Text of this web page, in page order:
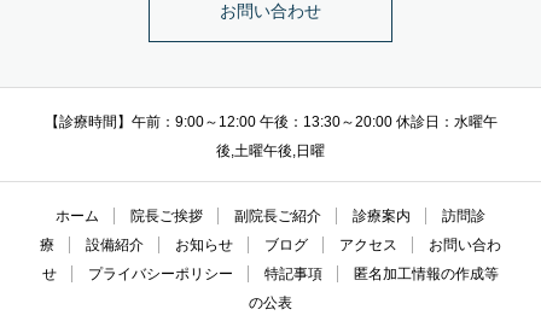
お問い合わせ
【診療時間】午前：9:00～12:00 午後：13:30～20:00 休診日：水曜午
後,土曜午後,日曜
ホーム 院長ご挨拶 副院長ご紹介 診療案内
訪問診
療
設備紹介 お知らせ ブログ アクセス
お問い合わ
せ
プライバシーポリシー 特記事項
匿名加工情報の作成等
の公表